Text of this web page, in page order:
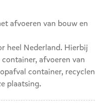
afvoeren van bouw en
heel Nederland. Hierbij
afvoeren van
container, recyclen
plaatsing.